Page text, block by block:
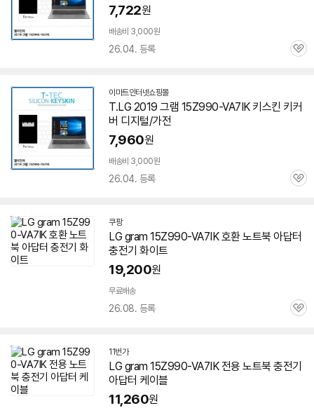
7,722원
배송비 3,000원
26.04. 등록
관
이마트인터넷쇼핑몰
T.LG 2019 그램 15Z990-VA7IK키스킨 키커
버 디지털/가전
7,960원
배송비 3,000원
26.04. 등록
관
쿠팡
LG gram 15Z990-VA7IK호환 노트북 아답터
충전기 화이트
19,200원
무료배송
26.08. 등록
관
11번가
LG gram 15Z990-VA7IK전용 노트북 충전기
아답터 케이블
11,260원